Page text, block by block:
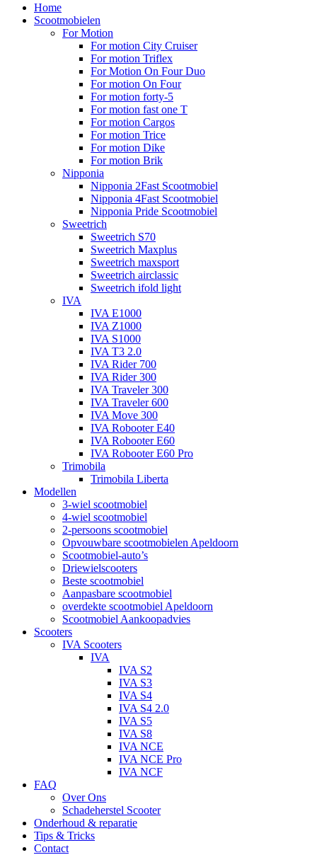
Home
Scootmobielen
For Motion
For motion City Cruiser
For motion Triflex
For Motion On Four Duo
For motion On Four
For motion forty-5
For motion fast one T
For motion Cargos
For motion Trice
For motion Dike
For motion Brik
Nipponia
Nipponia 2Fast Scootmobiel
Nipponia 4Fast Scootmobiel
Nipponia Pride Scootmobiel
Sweetrich
Sweetrich S70
Sweetrich Maxplus
Sweetrich maxsport
Sweetrich airclassic
Sweetrich ifold light
IVA
IVA E1000
IVA Z1000
IVA S1000
IVA T3 2.0
IVA Rider 700
IVA Rider 300
IVA Traveler 300
IVA Traveler 600
IVA Move 300
IVA Robooter E40
IVA Robooter E60
IVA Robooter E60 Pro
Trimobila
Trimobila Liberta
Modellen
3-wiel scootmobiel
4-wiel scootmobiel
2-persoons scootmobiel
Opvouwbare scootmobielen Apeldoorn
Scootmobiel-auto’s
Driewielscooters
Beste scootmobiel
Aanpasbare scootmobiel
overdekte scootmobiel Apeldoorn
Scootmobiel Aankoopadvies
Scooters
IVA Scooters
IVA
IVA S2
IVA S3
IVA S4
IVA S4 2.0
IVA S5
IVA S8
IVA NCE
IVA NCE Pro
IVA NCF
FAQ
Over Ons
Schadeherstel Scooter
Onderhoud & reparatie
Tips & Tricks
Contact